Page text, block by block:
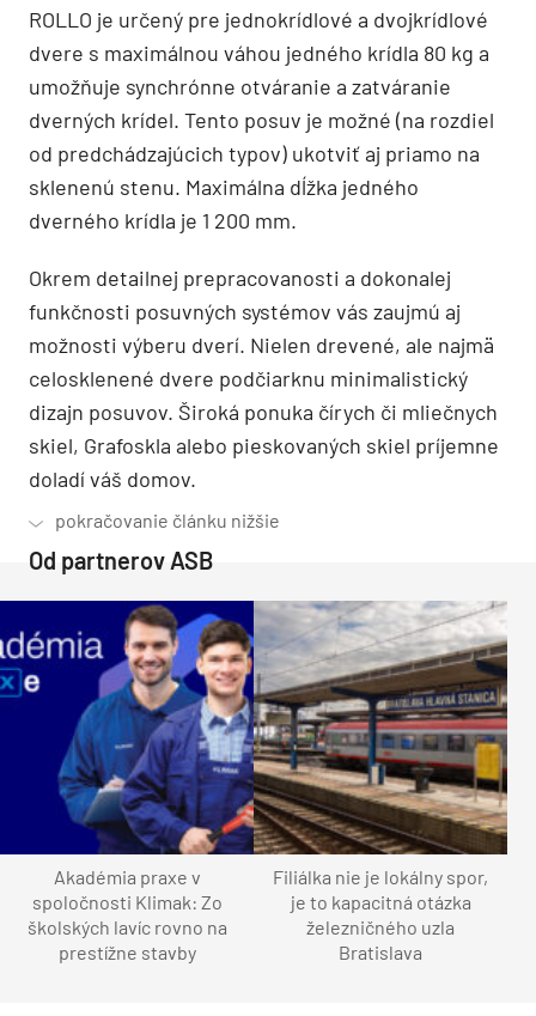
ROLLO je určený pre jednokrídlové a dvojkrídlové
dvere s maximálnou váhou jedného krídla 80 kg a
umožňuje synchrónne otváranie a zatváranie
dverných krídel. Tento posuv je možné (na rozdiel
od predchádzajúcich typov) ukotviť aj priamo na
sklenenú stenu. Maximálna dĺžka jedného
dverného krídla je 1 200 mm.
Okrem detailnej prepracovanosti a dokonalej
funkčnosti posuvných systémov vás zaujmú aj
možnosti výberu dverí. Nielen drevené, ale najmä
celosklenené dvere podčiarknu minimalistický
dizajn posuvov. Široká ponuka čírych či mliečnych
skiel, Grafoskla alebo pieskovaných skiel príjemne
doladí váš domov.
Od partnerov ASB
Akadémia praxe v
spoločnosti Klimak: Zo
školských lavíc rovno na
prestížne stavby
Filiálka nie je lokálny spor,
je to kapacitná otázka
železničného uzla
Bratislava